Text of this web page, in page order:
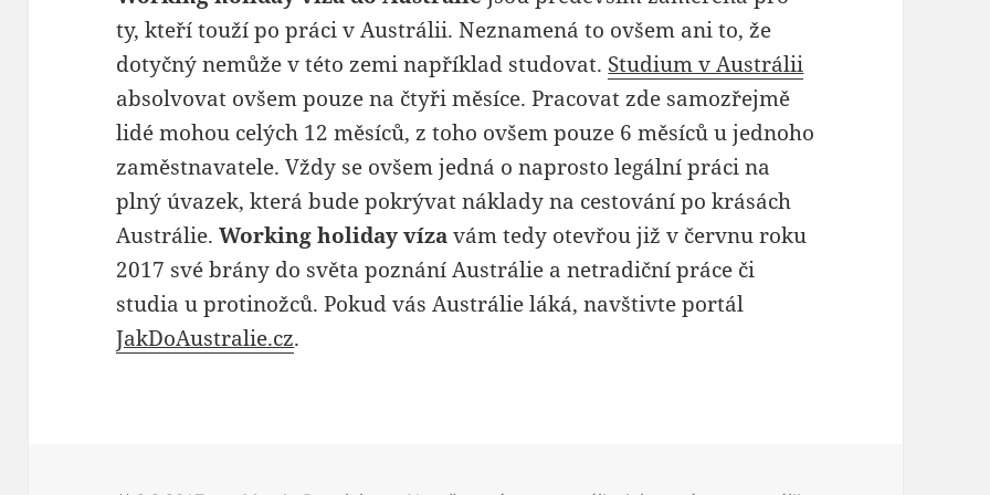
ty, kteří touží po práci v Austrálii. Neznamená to ovšem ani to, že
dotyčný nemůže v této zemi například studovat. Studium v Austrálii
absolvovat ovšem pouze na čtyři měsíce. Pracovat zde samozřejmě
lidé mohou celých 12 měsíců, z toho ovšem pouze 6 měsíců u jednoho
zaměstnavatele. Vždy se ovšem jedná o naprosto legální práci na
plný úvazek, která bude pokrývat náklady na cestování po krásách
Austrálie.Working holiday vízavám tedy otevřou již v červnu roku
2017 své brány do světa poznání Austrálie a netradiční práce či
studia u protinožců. Pokud vás Austrálie láká, navštivte portál
JakDoAustralie.cz.